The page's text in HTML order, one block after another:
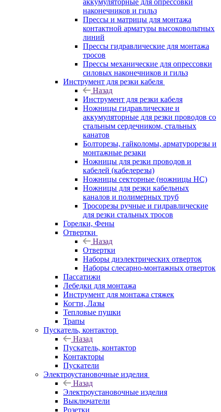
аккумуляторные для опрессовки
наконечников и гильз
Прессы и матрицы для монтажа
контактной арматуры высоковольтных
линий
Прессы гидравлические для монтажа
тросов
Прессы механические для опрессовки
силовых наконечников и гильз
Инструмент для резки кабеля
Назад
Инструмент для резки кабеля
Ножницы гидравлические и
аккумуляторные для резки проводов со
стальным сердечником, стальных
канатов
Болторезы, гайколомы, арматурорезы и
монтажные резаки
Ножницы для резки проводов и
кабелей (кабелерезы)
Ножницы секторные (ножницы НС)
Ножницы для резки кабельных
каналов и полимерных труб
Тросорезы ручные и гидравлические
для резки стальных тросов
Горелки, Фены
Отвертки
Назад
Отвертки
Наборы диэлектрических отверток
Наборы слесарно-монтажных отверток
Пассатижи
Лебедки для монтажа
Инструмент для монтажа стяжек
Когти, Лазы
Тепловые пушки
Трапы
Пускатель, контактор
Назад
Пускатель, контактор
Контакторы
Пускатели
Электроустановочные изделия
Назад
Электроустановочные изделия
Выключатели
Розетки